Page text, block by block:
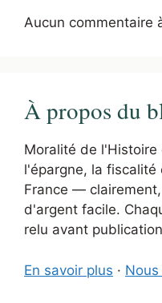
Aucun commentaire
À propos du
Moralité de
l'épargne, la
France —
d'argent facile.
relu avant
En savoir plus ·